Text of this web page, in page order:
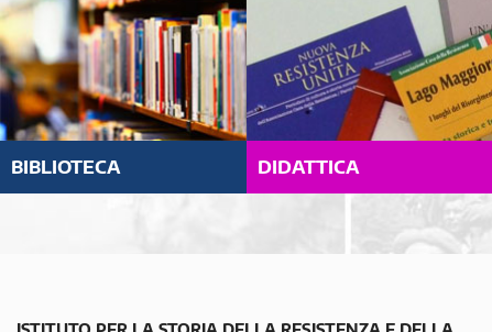
BIBLIOTECA DIDATTICA